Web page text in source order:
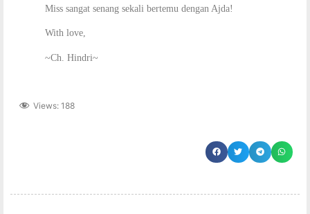
Miss sangat senang sekali bertemu dengan Ajda!
With love,
~Ch. Hindri~
Views: 188